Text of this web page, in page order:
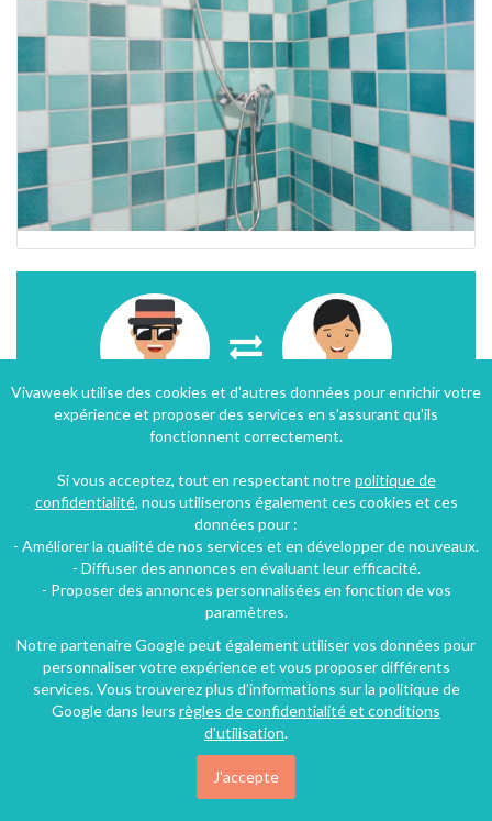
Pour réserver cette location, rien de plus simple :
réservez avec lui directement votre séjour !
Contacter l'hôte
Vivaweek utilise des cookies et d'autres données pour enrichir votre
expérience et proposer des services en s'assurant qu'ils
fonctionnent correctement.
Si vous acceptez, tout en respectant notrepolitique de
confidentialité, nous utiliserons également ces cookies et ces
données pour :
- Améliorer la qualité de nos services et en développer de nouveaux.
- Diffuser des annonces en évaluant leur efficacité.
- Proposer des annonces personnalisées en fonction de vos
paramètres.
Notre partenaire Google peut également utiliser vos données pour
personnaliser votre expérience et vous proposer différents
services. Vous trouverez plus d'informations sur la politique de
Google dans leurs règles de confidentialité et conditions
d'utilisation.
J'accepte